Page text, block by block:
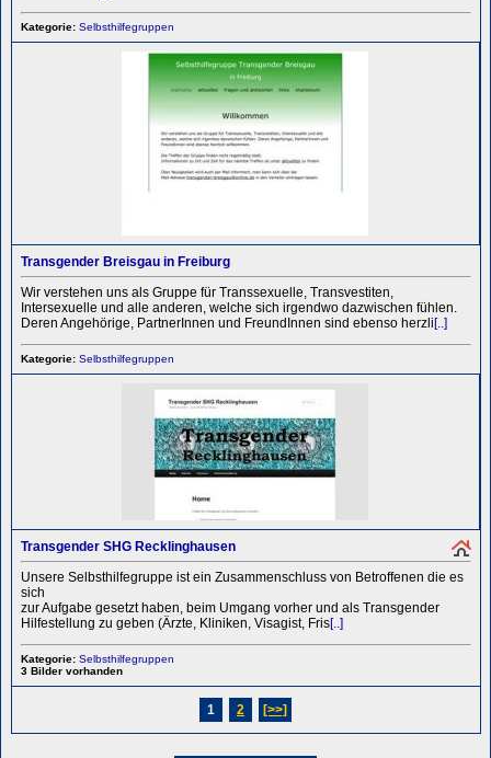
Kategorie: Selbsthilfegruppen
Transgender Breisgau in Freiburg
Wir verstehen uns als Gruppe für Transsexuelle, Transvestiten,
Intersexuelle und alle anderen, welche sich irgendwo dazwischen fühlen.
Deren Angehörige, PartnerInnen und FreundInnen sind ebenso herzli [..]
Kategorie: Selbsthilfegruppen
Transgender SHG Recklinghausen
Unsere Selbsthilfegruppe ist ein Zusammenschluss von Betroffenen die es
sich
zur Aufgabe gesetzt haben, beim Umgang vorher und als Transgender
Hilfestellung zu geben (Ärzte, Kliniken, Visagist, Fris[..]
Kategorie: Selbsthilfegruppen
3 Bilder vorhanden
1 2 [>>]